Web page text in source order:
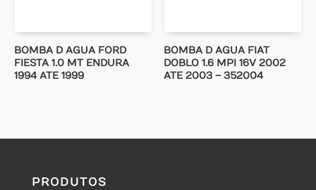
BOMBA D AGUA FORD
FIESTA 1.0 MT ENDURA
1994 ATE 1999
BOMBA D AGUA FIAT
DOBLO 1.6 MPI 16V 2002
ATE 2003 – 352004
PRODUTOS